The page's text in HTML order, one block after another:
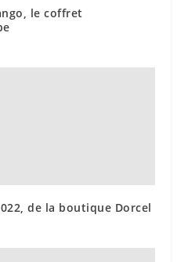
le coffret
de la boutique Dorcel